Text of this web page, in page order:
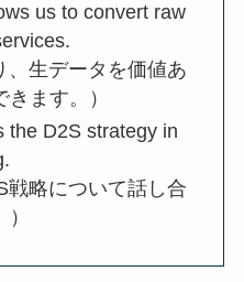
us to convert raw
、生データを価値あ
ます。）
the D2S strategy in
戦略について話し合